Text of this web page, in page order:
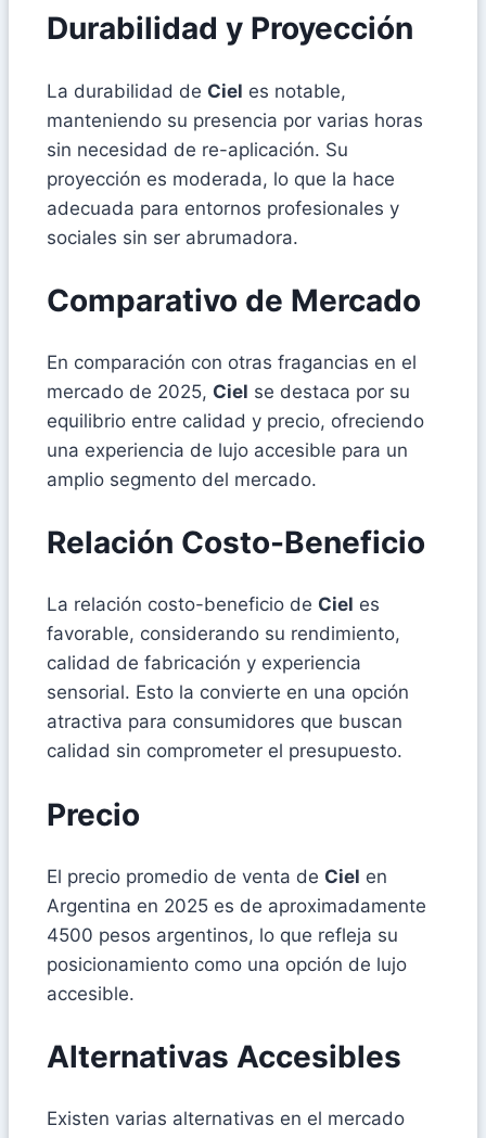
Durabilidad y Proyección
La durabilidad de Ciel es notable,
manteniendo su presencia por varias horas
sin necesidad de re-aplicación. Su
proyección es moderada, lo que la hace
adecuada para entornos profesionales y
sociales sin ser abrumadora.
Comparativo de Mercado
En comparación con otras fragancias en el
mercado de 2025, Ciel se destaca por su
equilibrio entre calidad y precio, ofreciendo
una experiencia de lujo accesible para un
amplio segmento del mercado.
Relación Costo-Beneficio
La relación costo-beneficio de Ciel es
favorable, considerando su rendimiento,
calidad de fabricación y experiencia
sensorial. Esto la convierte en una opción
atractiva para consumidores que buscan
calidad sin comprometer el presupuesto.
Precio
El precio promedio de venta de Ciel en
Argentina en 2025 es de aproximadamente
4500 pesos argentinos, lo que refleja su
posicionamiento como una opción de lujo
accesible.
Alternativas Accesibles
Existen varias alternativas en el mercado